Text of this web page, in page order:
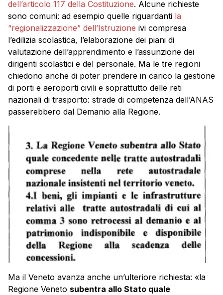
dell’articolo 117 della Costituzione. Alcune richieste
sono comuni: ad esempio quelle riguardanti la
“regionalizzazione” dell’Istruzione ivi compresa
l’edilizia scolastica, l’elaborazione dei piani di
valutazione dell’apprendimento e l’assunzione dei
dirigenti scolastici e del personale. Ma le tre regioni
chiedono anche di poter prendere in carico la gestione
di porti e aeroporti civili e soprattutto delle reti
nazionali di trasporto: strade di competenza dell’ANAS
passerebbero dal Demanio alla Regione.
Ma il Veneto avanza anche un’ulteriore richiesta: «la
Regione Veneto subentra allo Stato quale